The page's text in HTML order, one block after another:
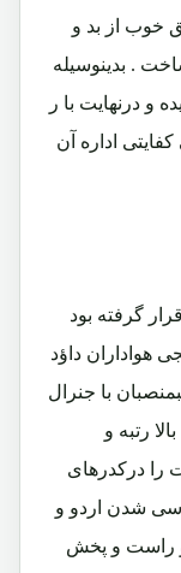
خوب از بد و
. بدینوسیله
و درنهایت با ر
اداره آن
گرفته بود
هواداران داؤد
با جنرال
رتبه و
را درکدرهای
شدن اردو و
و راست و پخش